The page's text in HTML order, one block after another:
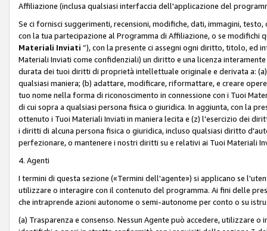
Affiliazione (inclusa qualsiasi interfaccia dell'applicazione del
Se ci fornisci suggerimenti, recensioni, modifiche, dati, immagini,
con la tua partecipazione al Programma di Affiliazione, o se modifichi
Materiali Inviati ”), con la presente ci assegni ogni diritto, titolo, ed
Materiali Inviati come confidenziali) un diritto e una licenza
durata dei tuoi diritti di proprietà intellettuale originale e derivata a:
qualsiasi maniera; (b) adattare, modificare, riformattare, e creare
tuo nome nella forma di riconoscimento in connessione con i Tuoi
di cui sopra a qualsiasi persona fisica o giuridica. In aggiunta, con la
ottenuto i Tuoi Materiali Inviati in maniera lecita e (z) l'esercizio dei
i diritti di alcuna persona fisica o giuridica, incluso qualsiasi diritto
perfezionare, o mantenere i nostri diritti su e relativi ai Tuoi Materiali
4. Agenti
I termini di questa sezione («Termini dell'agente») si applicano se
utilizzare o interagire con il contenuto del programma. Ai fini delle
che intraprende azioni autonome o semi-autonome per conto o su
(a) Trasparenza e consenso. Nessun Agente può accedere, utilizzare